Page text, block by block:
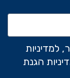
למדיניות
הגנת